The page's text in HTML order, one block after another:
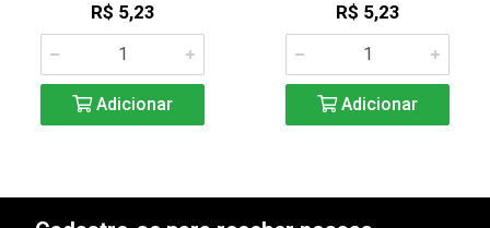
R$ 5,23
Adicionar
R$ 5,23
Adicionar